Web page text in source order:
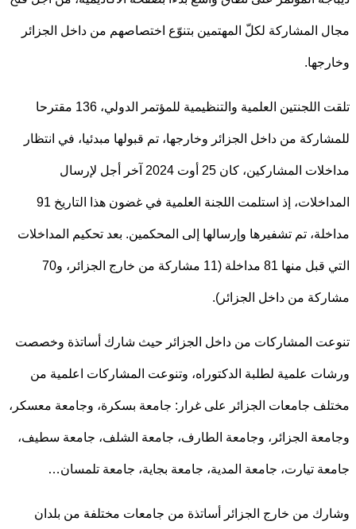
المشاركة لكلّ المهتمين بتنوّع اختصاصهم من داخل الجزائر
تلقت اللجنتين العلمية والتنظيمية للمؤتمر الدولي، 136 مقترحا
من داخل الجزائر وخارجها، تم قبولها مبدئيا، في انتظار
مداخلات المشاركين، كان 25 أوت 2024 آخر أجل لإرسال
المداخلات، إذ استلمت اللجنة العلمية في غضون هذا التاريخ 91
تم تشفيرها وإرسالها إلى المحكمين. بعد تحكيم المداخلات
التي قبل منها 81 مداخلة (11 مشاركة من خارج الجزائر، و70
من داخل الجزائر).
المشاركات من داخل الجزائر حيث شارك أساتذة وخصصت
علمية لطلبة الدكتوراه، وتنوعت المشاركات اعلمية من
جامعات الجزائر على غرار: جامعة بسكرة، وجامعة معسكر،
الجزائر، وجامعة الطارف، جامعة الشلف، جامعة سطيف،
تيارت، جامعة المدية، جامعة بجاية، جامعة تلمسان…
من خارج الجزائر أساتذة من جامعات مختلفة من بلدان